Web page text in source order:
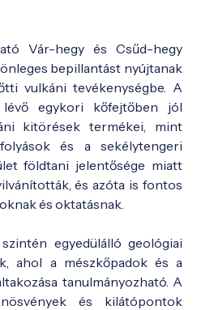
Vár-hegy és Csűd-hegy
bepillantást nyújtanak
vulkáni tevékenységbe. A
egykori kőfejtőben jól
kitörések termékei, mint
és a sekélytengeri
földtani jelentősége miatt
és azóta is fontos
és oktatásnak.
egyedülálló geológiai
ahol a mészkőpadok és a
tanulmányozható. A
és kilátópontok